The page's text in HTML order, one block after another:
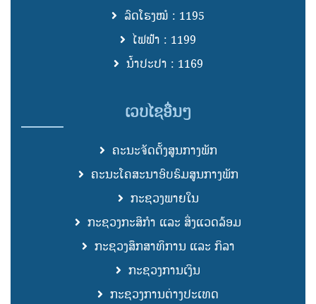
ລົດໂຮງໝໍ : 1195
ໄຟຟ້າ : 1199
ນ້ຳປະປາ : 1169
ເວບໄຊອື່ນໆ
ຄະນະຈັດຕັ້ງສູນກາງພັກ
ຄະນະໂຄສະນາອົບຮົມສູນກາງພັກ
ກະຊວງພາຍໃນ
ກະຊວງກະສິກຳ ແລະ ສິ່ງແວດລ້ອມ
ກະຊວງສຶກສາທິການ ແລະ ກິລາ
ກະຊວງການເງິນ
ກະຊວງການຕ່າງປະເທດ